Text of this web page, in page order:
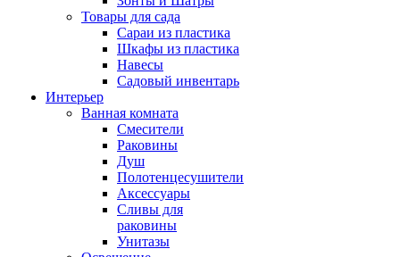
Товары для сада
Сараи из пластика
Шкафы из пластика
Навесы
Садовый инвентарь
Интерьер
Ванная комната
Смесители
Раковины
Душ
Полотенцесушители
Аксессуары
Сливы для
раковины
Унитазы